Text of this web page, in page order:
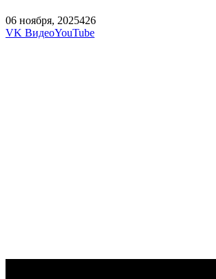
06 ноября, 2025426
VK ВидеоYouTube